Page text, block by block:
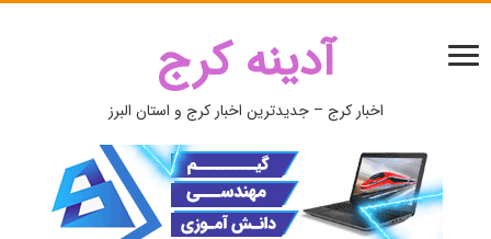
آدینه کرج
اخبار کرج – جدیدترین اخبار کرج و استان البرز